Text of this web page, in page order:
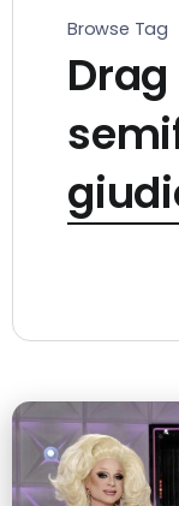
Browse Tag